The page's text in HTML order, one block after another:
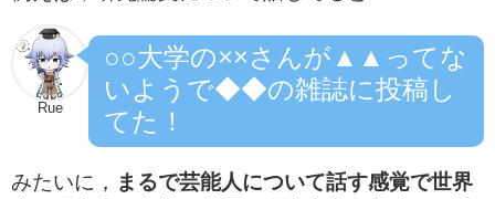
Rue
○○大学の××さんが▲▲ってな
いようで◆◆の雑誌に投稿し
てた！
みたいに，
まるで芸能人について話す感覚で世界